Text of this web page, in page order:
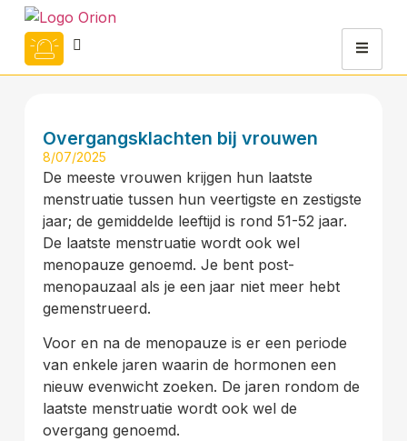
Overgangsklachten bij vrouwen
8/07/2025
De meeste vrouwen krijgen hun laatste
menstruatie tussen hun veertigste en zestigste
jaar; de gemiddelde leeftijd is rond 51-52 jaar.
De laatste menstruatie wordt ook wel
menopauze genoemd. Je bent post-
menopauzaal als je een jaar niet meer hebt
gemenstrueerd.
Voor en na de menopauze is er een periode
van enkele jaren waarin de hormonen een
nieuw evenwicht zoeken. De jaren rondom de
laatste menstruatie wordt ook wel de
overgang genoemd.